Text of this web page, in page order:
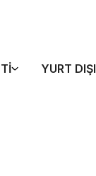
YURT